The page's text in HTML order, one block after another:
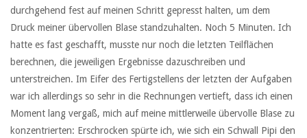
durchgehend fest auf meinen Schritt gepresst halten, um dem
Druck meiner übervollen Blase standzuhalten. Noch 5 Minuten. Ich
hatte es fast geschafft, musste nur noch die letzten Teilflächen
berechnen, die jeweiligen Ergebnisse dazuschreiben und
unterstreichen. Im Eifer des Fertigstellens der letzten der Aufgaben
war ich allerdings so sehr in die Rechnungen vertieft, dass ich einen
Moment lang vergaß, mich auf meine mittlerweile übervolle Blase zu
konzentrierten: Erschrocken spürte ich, wie sich ein Schwall Pipi den